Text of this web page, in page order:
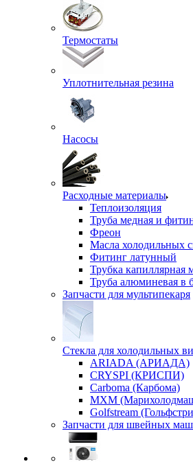
Термостаты
Уплотнительная резина
Насосы
Расходные материалы
Теплоизоляция
Труба медная и
Фреон
Масла холодильных
Фитинг латунный
Трубка капиллярная
Труба алюминевая в
Запчасти для мультипекаря
Стекла для холодильных
ARIADA (АРИАДА)
CRYSPI (КРИСПИ)
Carboma (Карбома)
MXM
Golfstream
Запчасти для швейных